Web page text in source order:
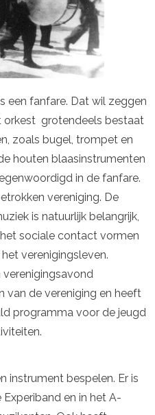
een fanfare. Dat wil zeggen
orkest grotendeels bestaat
zoals bugel, trompet en
houten blaasinstrumenten
in de fanfare.
vereniging. De
is natuurlijk belangrijk,
sociale contact vormen
verenigingsleven.
verenigingsavond
van de vereniging en heeft
programma voor de jeugd
instrument bespelen. Er is
en in het A-